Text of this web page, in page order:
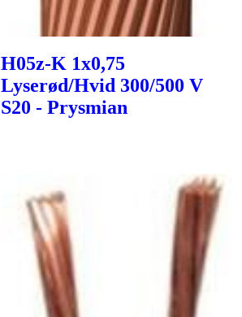
H05z-K 1x0,75
Lyserød/Hvid 300/500 V
S20 - Prysmian